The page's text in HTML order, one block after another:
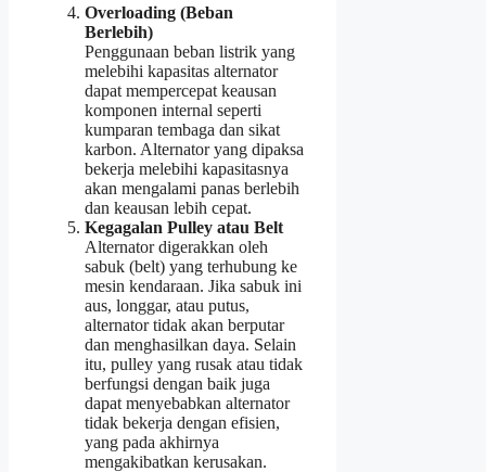
Overloading (Beban
Berlebih)
Penggunaan beban listrik yang
melebihi kapasitas alternator
dapat mempercepat keausan
komponen internal seperti
kumparan tembaga dan sikat
karbon. Alternator yang dipaksa
bekerja melebihi kapasitasnya
akan mengalami panas berlebih
dan keausan lebih cepat.
Kegagalan Pulley atau Belt
Alternator digerakkan oleh
sabuk (belt) yang terhubung ke
mesin kendaraan. Jika sabuk ini
aus, longgar, atau putus,
alternator tidak akan berputar
dan menghasilkan daya. Selain
itu, pulley yang rusak atau tidak
berfungsi dengan baik juga
dapat menyebabkan alternator
tidak bekerja dengan efisien,
yang pada akhirnya
mengakibatkan kerusakan.